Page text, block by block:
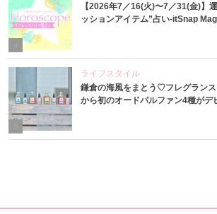
4
【2026年7／16(火)〜7／31(金)】
ッションアイテム”占い-itSnap
ライフスタイル
鎌倉の海風をまとう♡フレグランス
から初のオードパルファン4種がデ